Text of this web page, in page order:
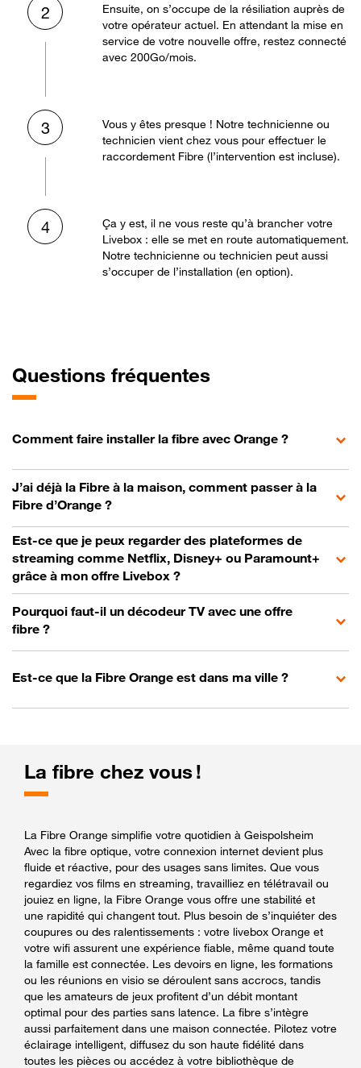
2
Ensuite, on s’occupe de la résiliation auprès de
votre opérateur actuel. En attendant la mise en
service de votre nouvelle offre, restez connecté
avec 200Go/mois.
3
Vous y êtes presque ! Notre technicienne ou
technicien vient chez vous pour effectuer le
raccordement Fibre (l’intervention est incluse).
4
Ça y est, il ne vous reste qu’à brancher votre
Livebox : elle se met en route automatiquement.
Notre technicienne ou technicien peut aussi
s’occuper de l’installation (en option).
Questions fréquentes
Comment faire installer la fibre avec Orange ?
J’ai déjà la Fibre à la maison, comment passer à la
Fibre d’Orange ?
Est-ce que je peux regarder des plateformes de
streaming comme Netflix, Disney+ ou Paramount+
grâce à mon offre Livebox ?
Pourquoi faut-il un décodeur TV avec une offre
fibre ?
Est-ce que la Fibre Orange est dans ma ville ?
La fibre chez vous !
La Fibre Orange simplifie votre quotidien à Geispolsheim
Avec la fibre optique, votre connexion internet devient plus
fluide et réactive, pour des usages sans limites. Que vous
regardiez vos films en streaming, travailliez en télétravail ou
jouiez en ligne, la Fibre Orange vous offre une stabilité et
une rapidité qui changent tout. Plus besoin de s’inquiéter des
coupures ou des ralentissements : votre livebox Orange et
votre wifi assurent une expérience fiable, même quand toute
la famille est connectée. Les devoirs en ligne, les formations
ou les réunions en visio se déroulent sans accrocs, tandis
que les amateurs de jeux profitent d’un débit montant
optimal pour des parties sans latence. La fibre s’intègre
aussi parfaitement dans une maison connectée. Pilotez votre
éclairage intelligent, diffusez du son haute fidélité dans
toutes les pièces ou accédez à votre bibliothèque de